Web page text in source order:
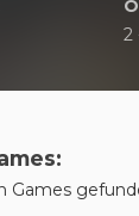
2
Games